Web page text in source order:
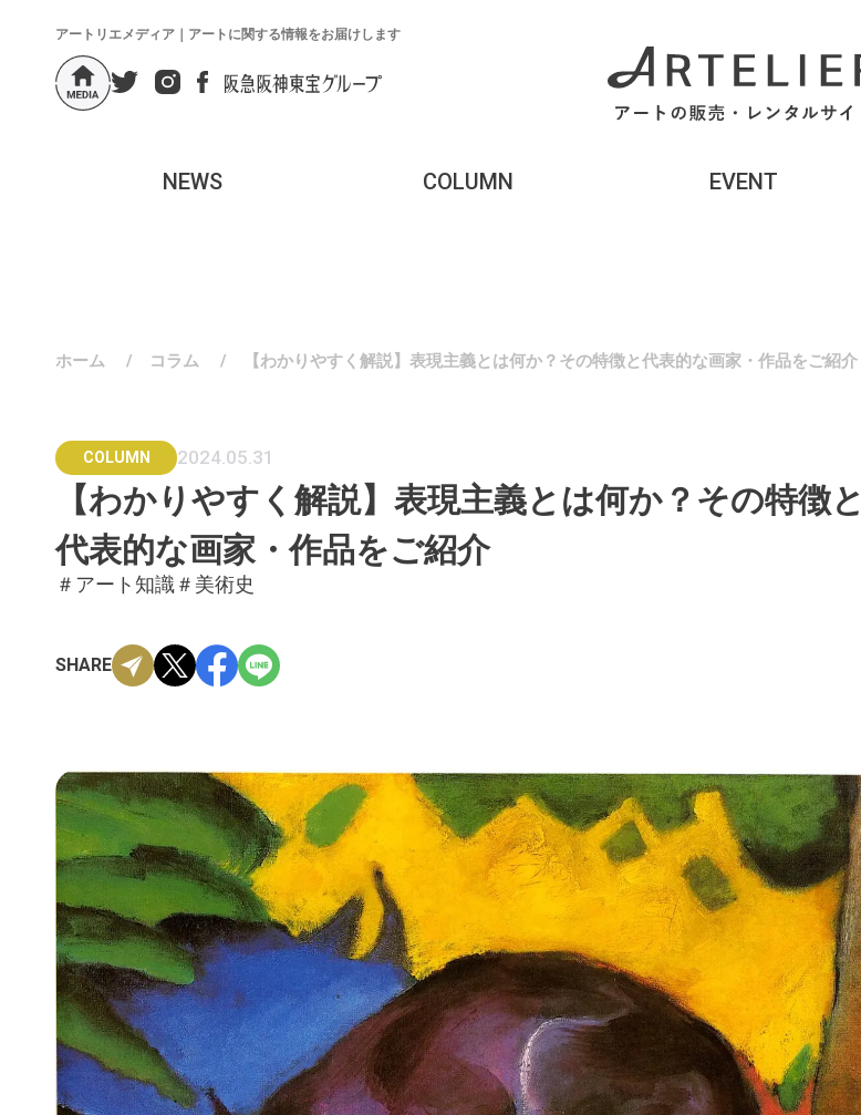
アートリエメディア｜アートに関する情報をお届けします
NEWS COLUMN EVENT
ホーム / コラム / 【わかりやすく解説】表現主義とは何か？その特徴と代表的な画家・作品をご紹介
COLUMN 2024.05.31
【わかりやすく解説】表現主義とは何か？その特徴と
代表的な画家・作品をご紹介
＃アート知識＃美術史
SHARE